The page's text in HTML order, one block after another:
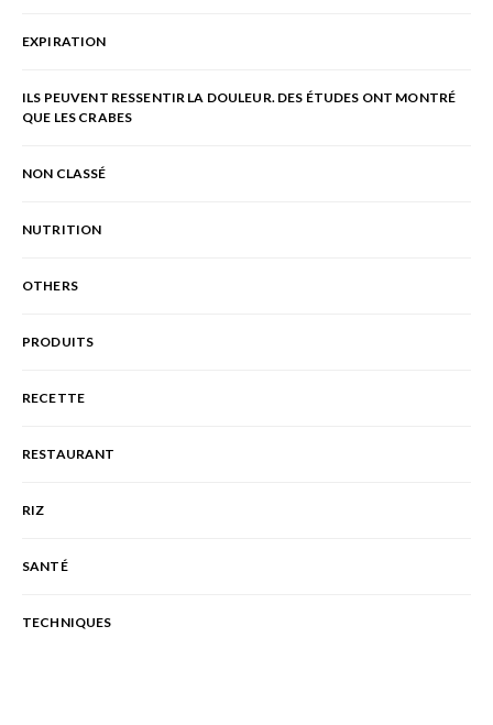
EXPIRATION
ILS PEUVENT RESSENTIR LA DOULEUR. DES ÉTUDES ONT MONTRÉ
QUE LES CRABES
NON CLASSÉ
NUTRITION
OTHERS
PRODUITS
RECETTE
RESTAURANT
RIZ
SANTÉ
TECHNIQUES